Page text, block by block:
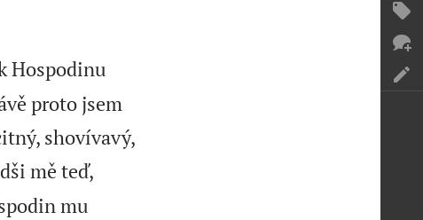
Hospodinu
proto jsem
shovívavý,
mě teď,
mu